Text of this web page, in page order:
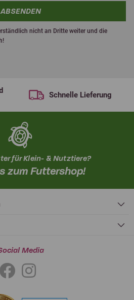
ABSENDEN
nicht an Dritte weiter und die
Schnelle Lieferung
für Klein- & Nutztiere?
zum Futtershop!
Media